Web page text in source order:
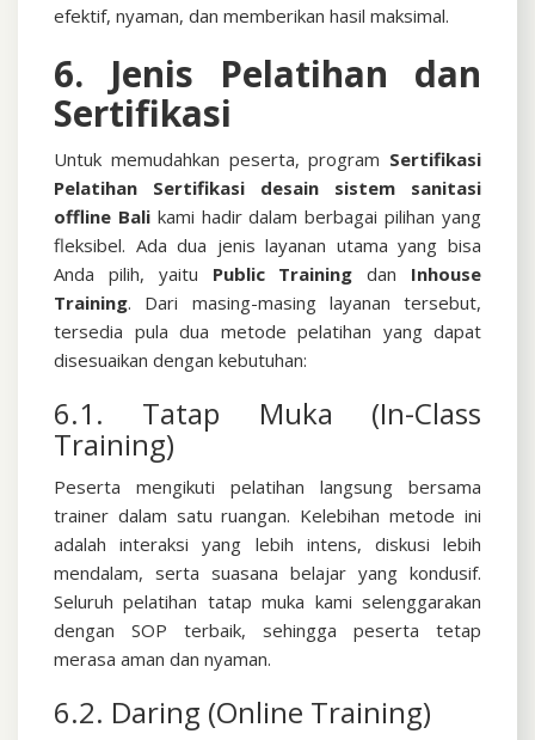
efektif, nyaman, dan memberikan hasil maksimal.
6. Jenis Pelatihan dan
Sertifikasi
Untuk memudahkan peserta, program Sertifikasi
Pelatihan Sertifikasi desain sistem sanitasi
offline Bali kami hadir dalam berbagai pilihan yang
fleksibel. Ada dua jenis layanan utama yang bisa
Anda pilih, yaitu Public Training dan Inhouse
Training. Dari masing-masing layanan tersebut,
tersedia pula dua metode pelatihan yang dapat
disesuaikan dengan kebutuhan:
6.1. Tatap Muka (In-Class
Training)
Peserta mengikuti pelatihan langsung bersama
trainer dalam satu ruangan. Kelebihan metode ini
adalah interaksi yang lebih intens, diskusi lebih
mendalam, serta suasana belajar yang kondusif.
Seluruh pelatihan tatap muka kami selenggarakan
dengan SOP terbaik, sehingga peserta tetap
merasa aman dan nyaman.
6.2. Daring (Online Training)